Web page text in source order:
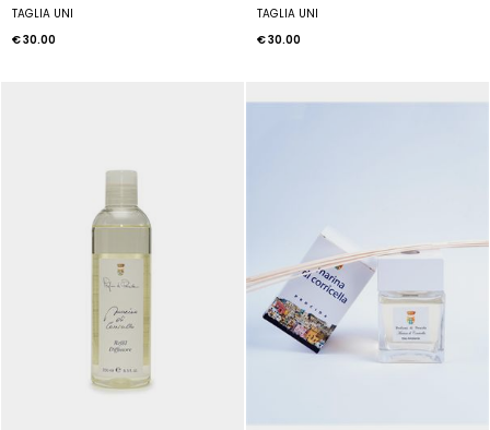
TAGLIA UNI
€ 30.00
TAGLIA UNI
€ 30.00